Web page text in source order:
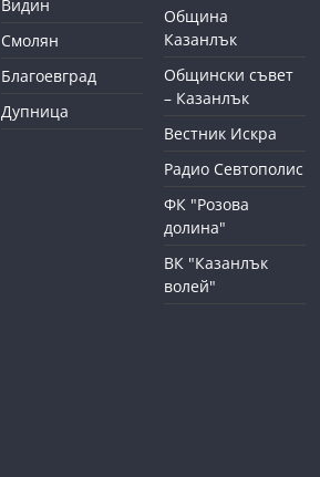
Видин
Смолян
Благоевград
Дупница
Община
Казанлък
Общински съвет
– Казанлък
Вестник Искра
Радио Севтополис
ФК "Розова
долина"
ВК "Казанлък
волей"